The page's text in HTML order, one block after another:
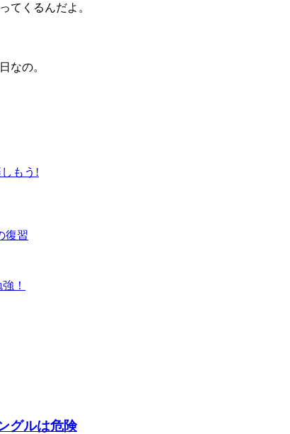
てくるんだよ。
なの。
もう!
復習
！
グルは危険